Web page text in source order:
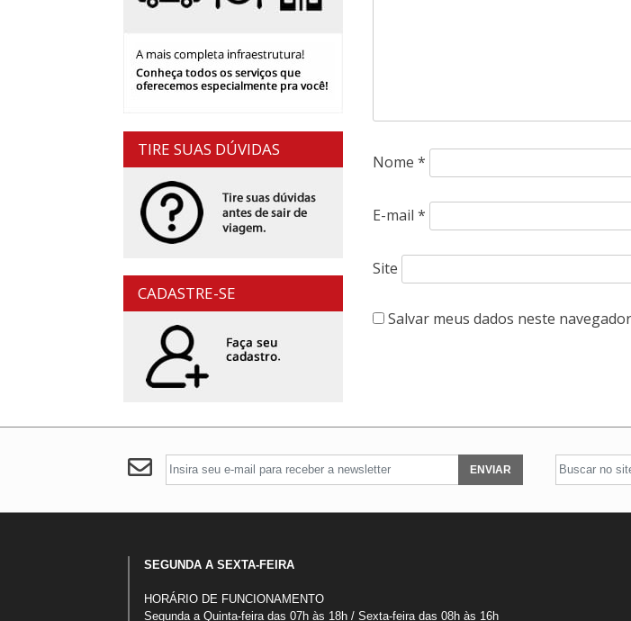
TIRE SUAS DÚVIDAS
CADASTRE-SE
Nome *
E-mail *
Site
Salvar meus dados neste
ENVIAR
SEGUNDA A SEXTA-FEIRA
HORÁRIO DE FUNCIONAMENTO
Segunda a Quinta-feira das 07h às 18h / Sexta-feira das 08h às 16h